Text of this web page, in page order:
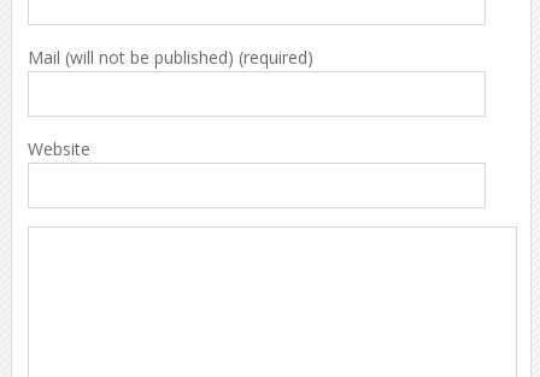
Mail (will not be published) (required)
Website